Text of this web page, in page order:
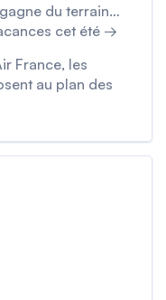
du terrain…
cet été →
France, les
au plan des